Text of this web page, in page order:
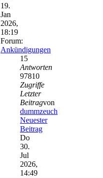
19.
Jan
2026,
18:19
Forum:
Ankündigungen
15
Antworten
97810
Zugriffe
Letzter
Beitragvon
dummzeuch
Neuester
Beitrag
Do
30.
Jul
2026,
14:49